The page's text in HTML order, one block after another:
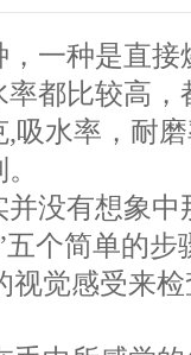
，一种是直
都比较高
吸水率，耐
没有想象
个简单的步
觉感受来